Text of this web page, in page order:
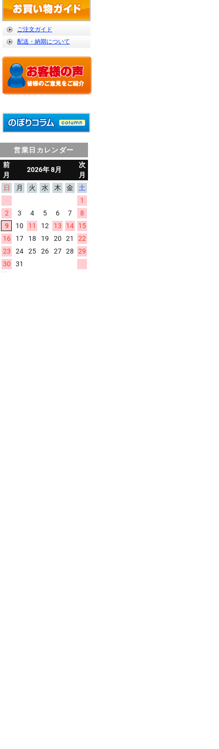
ご注文ガイド
配送・納期について
営業日カレンダー